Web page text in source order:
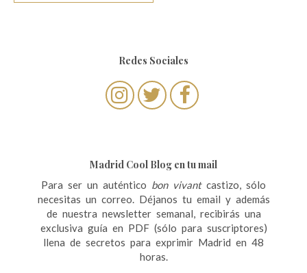
Redes Sociales
Madrid Cool Blog en tu mail
Para ser un auténtico bon vivantcastizo, sólo
necesitas un correo. Déjanos tu email y además
de nuestra newsletter semanal, recibirás una
exclusiva guía en PDF (sólo para suscriptores)
llena de secretos para exprimir Madrid en 48
horas.